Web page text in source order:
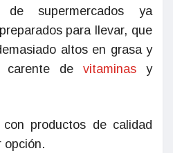
supermercados ya
para llevar, que
altos en grasa y
carente de vitaminasy
productos de calidad
opción.